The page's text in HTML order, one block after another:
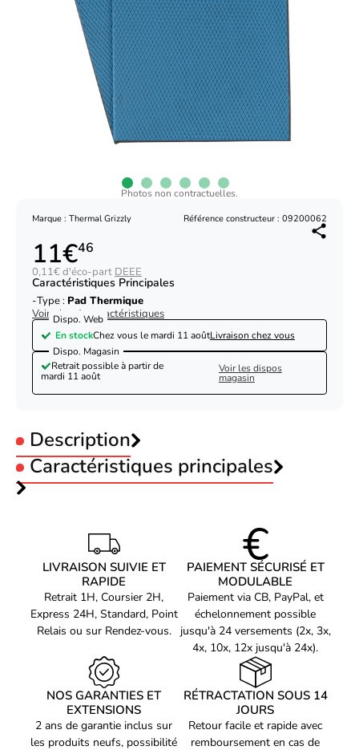
Photos non contractuelles.
Marque : Thermal Grizzly Référence constructeur : 09200062
11€46
0,11€ d'éco-part DEEE
Caractéristiques Principales
Type : Pad Thermique
Voir plus de caractéristiques
Dispo. Web
En stockChez vous le mardi 11 aoûtLivraison chez vous
Dispo. Magasin
Retrait possible à partir de
mardi 11 août
Voir les dispos
magasin
Description
Thermal Grizzly Lot de 2 Minus Pad Basic - 100
x 100 x 0,5 mm
Vous recherchez un moyen efficace de réduire la température de
votre ordinateur et d'optimiser ses performances ? Alors ne
cherchez plus, le lot de 2 Minus Pad Basic de chez Thermal
Grizzly est l'accessoire qu'il vous faut ! Ce pad thermique de
haute qualité, d'une taille de 100 x 100 x 0,5 mm, s'adapte
parfaitement à tous types de PC et vous permettra d'atteindre les
Caractéristiques principales
Type :Pad Thermique
Référence produit
Référence constructeur
TG-MP-B-100-100-05-2
Voir produits Thermal Grizzly
Voir les accessoire refroidissement pc Thermal Grizzly
LIVRAISON SUIVIE ET
RAPIDE
Retrait 1H, Coursier 2H,
Express 24H, Standard, Point
Relais ou sur Rendez-vous.
PAIEMENT SÉCURISÉ ET
MODULABLE
Paiement via CB, PayPal, et
échelonnement possible
jusqu'à 24 versements (2x, 3x,
4x, 10x, 12x jusqu'à 24x).
NOS GARANTIES ET
EXTENSIONS
2 ans de garantie inclus sur
les produits neufs, possibilité
RÉTRACTATION SOUS 14
JOURS
Retour facile et rapide avec
remboursement en cas de